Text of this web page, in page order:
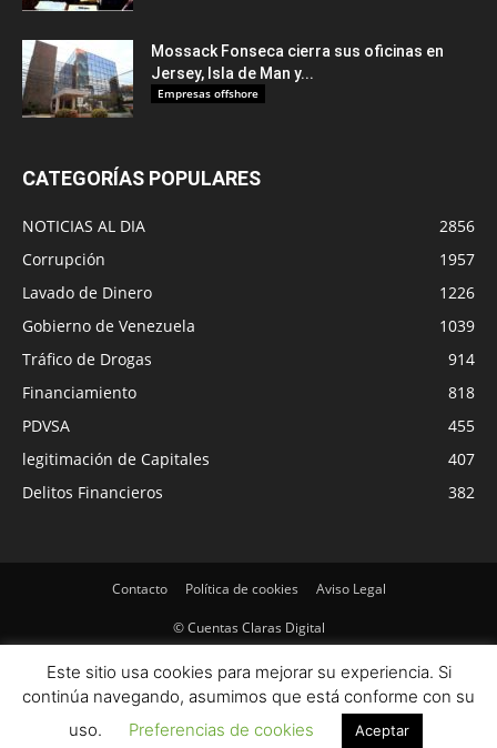
Mossack Fonseca cierra sus oficinas en
Jersey, Isla de Man y...
Empresas offshore
CATEGORÍAS POPULARES
NOTICIAS AL DIA
2856
Corrupción
1957
Lavado de Dinero
1226
Gobierno de Venezuela
1039
Tráfico de Drogas
914
Financiamiento
818
PDVSA
455
legitimación de Capitales
407
Delitos Financieros
382
Contacto Política de cookies Aviso Legal
© Cuentas Claras Digital
Este sitio usa cookies para mejorar su experiencia. Si
continúa navegando, asumimos que está conforme con su
uso.
Preferencias de cookies Aceptar